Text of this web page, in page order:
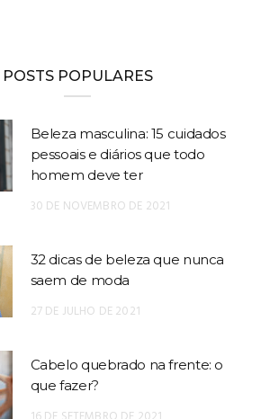
POSTS POPULARES
Beleza masculina: 15 cuidados
pessoais e diários que todo
homem deve ter
30 DE NOVEMBRO DE 2021
32 dicas de beleza que nunca
saem de moda
27 DE JULHO DE 2021
Cabelo quebrado na frente: o
que fazer?